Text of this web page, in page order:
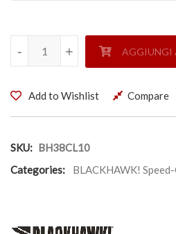
GIBERNA STRIKE PORTA
+
- +
- AGGIUNGI
Add to Wishlist Compare
SKU: BH38CL10
Categories:
BLACKHAWK!